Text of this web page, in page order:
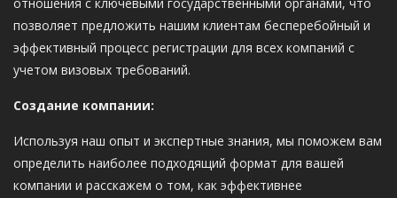
позволяет предложить нашим клиентам бесперебойный и
эффективный процесс регистрации для всех компаний с
учетом визовых требований.
Создание компании:
Используя наш опыт и экспертные знания, мы поможем вам
определить наиболее подходящий формат для вашей
компании и расскажем о том, как эффективнее